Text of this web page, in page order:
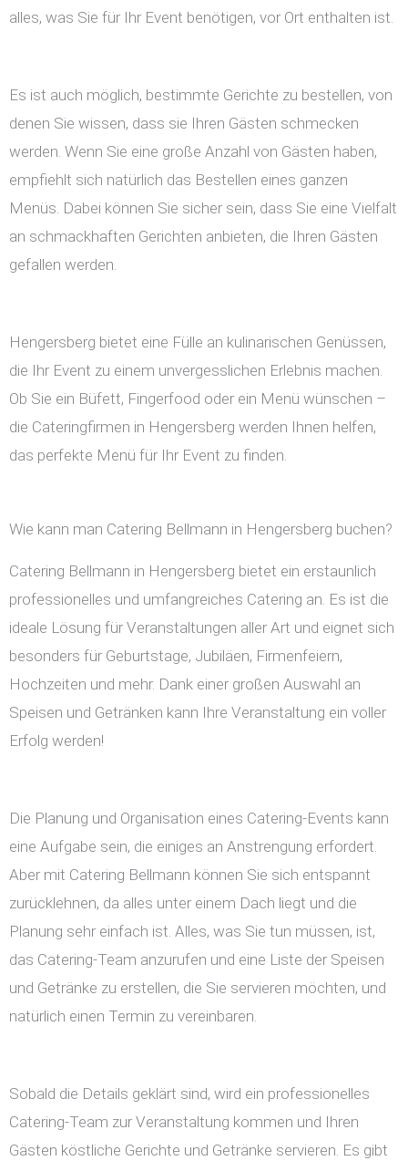
alles, was Sie für Ihr Event benötigen, vor Ort enthalten ist.
Es ist auch möglich, bestimmte Gerichte zu bestellen, von
denen Sie wissen, dass sie Ihren Gästen schmecken
werden. Wenn Sie eine große Anzahl von Gästen haben,
empfiehlt sich natürlich das Bestellen eines ganzen
Menüs. Dabei können Sie sicher sein, dass Sie eine Vielfalt
an schmackhaften Gerichten anbieten, die Ihren Gästen
gefallen werden.
Hengersberg bietet eine Fülle an kulinarischen Genüssen,
die Ihr Event zu einem unvergesslichen Erlebnis machen.
Ob Sie ein Büfett, Fingerfood oder ein Menü wünschen –
die Cateringfirmen in Hengersberg werden Ihnen helfen,
das perfekte Menü für Ihr Event zu finden.
Wie kann man Catering Bellmann in Hengersberg buchen?
Catering Bellmann in Hengersberg bietet ein erstaunlich
professionelles und umfangreiches Catering an. Es ist die
ideale Lösung für Veranstaltungen aller Art und eignet sich
besonders für Geburtstage, Jubiläen, Firmenfeiern,
Hochzeiten und mehr. Dank einer großen Auswahl an
Speisen und Getränken kann Ihre Veranstaltung ein voller
Erfolg werden!
Die Planung und Organisation eines Catering-Events kann
eine Aufgabe sein, die einiges an Anstrengung erfordert.
Aber mit Catering Bellmann können Sie sich entspannt
zurücklehnen, da alles unter einem Dach liegt und die
Planung sehr einfach ist. Alles, was Sie tun müssen, ist,
das Catering-Team anzurufen und eine Liste der Speisen
und Getränke zu erstellen, die Sie servieren möchten, und
natürlich einen Termin zu vereinbaren.
Sobald die Details geklärt sind, wird ein professionelles
Catering-Team zur Veranstaltung kommen und Ihren
Gästen köstliche Gerichte und Getränke servieren. Es gibt